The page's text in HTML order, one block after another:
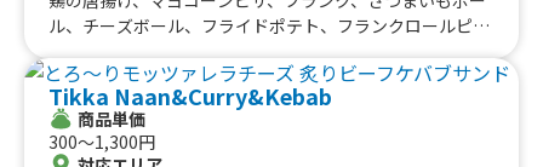
ル、チーズボール、フライドポテト、フランクロールピ
Tikka Naan&Curry&Kebab
商品単価
300〜1,300円